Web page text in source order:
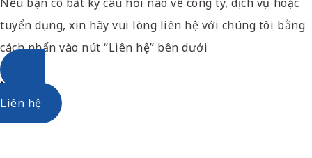
Nếu bạn có bất kỳ câu hỏi nào về công ty, dịch vụ hoặc
tuyển dụng, xin hãy vui lòng liên hệ với chúng tôi bằng
cách nhấn vào nút “Liên hệ” bên dưới
Liên hệ